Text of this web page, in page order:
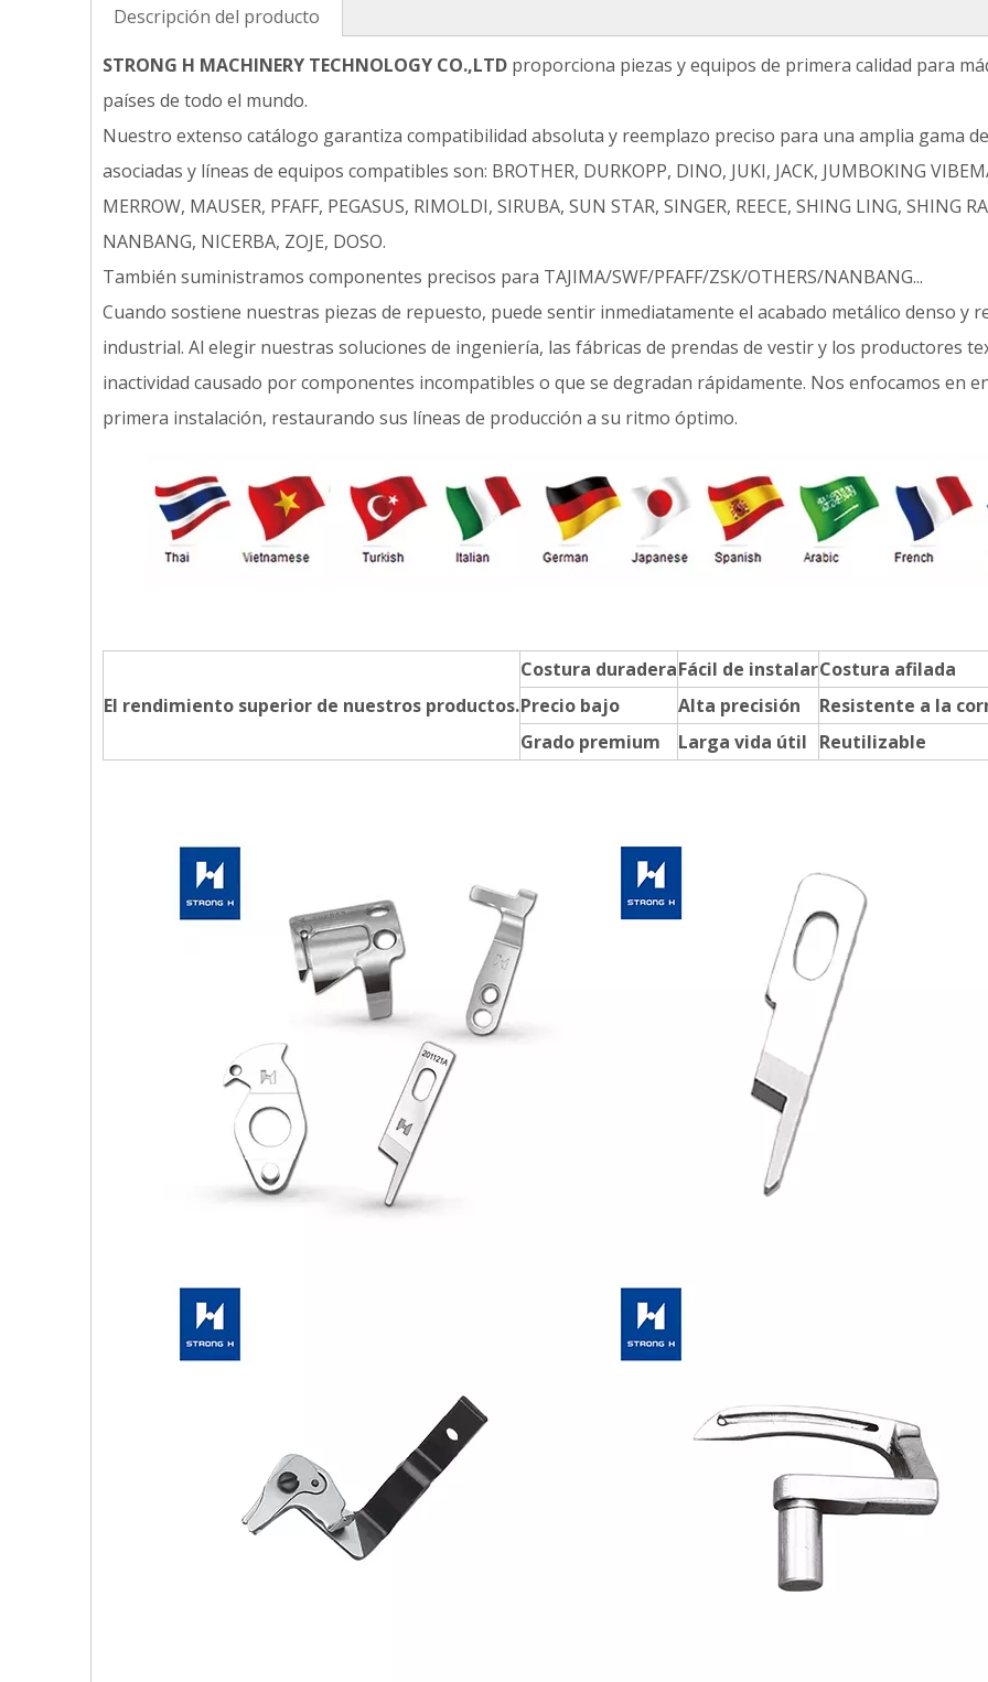
Descripción del producto
STRONG H MACHINERY TECHNOLOGY CO.,LTD proporciona piezas y equipos de primera calidad para
países de todo el mundo.
Nuestro extenso catálogo garantiza compatibilidad absoluta y reemplazo preciso para una amplia gama
asociadas y líneas de equipos compatibles son: BROTHER, DURKOPP, DINO, JUKI, JACK, JUMBOKING
MERROW, MAUSER, PFAFF, PEGASUS, RIMOLDI, SIRUBA, SUN STAR, SINGER, REECE, SHING LING, SHING
NANBANG, NICERBA, ZOJE, DOSO.
También suministramos componentes precisos para TAJIMA/SWF/PFAFF/ZSK/OTHERS/NANBANG...
Cuando sostiene nuestras piezas de repuesto, puede sentir inmediatamente el acabado metálico denso y
industrial. Al elegir nuestras soluciones de ingeniería, las fábricas de prendas de vestir y los productores
inactividad causado por componentes incompatibles o que se degradan rápidamente. Nos enfocamos en
primera instalación, restaurando sus líneas de producción a su ritmo óptimo.
El rendimiento superior de nuestros productos.
Costura duraderaFácil de instalarCostura afilada
Precio bajo
Alta precisión
Resistente a la
Grado premium
Larga vida útil Reutilizable